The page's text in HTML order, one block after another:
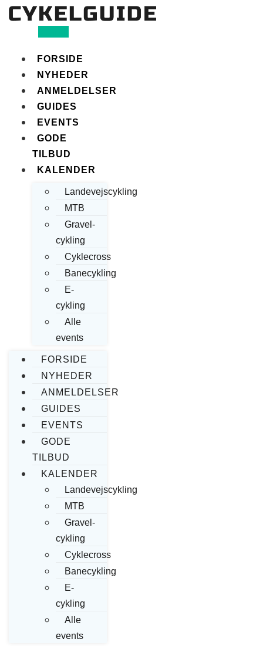
FORSIDE
NYHEDER
ANMELDELSER
GUIDES
EVENTS
GODE
TILBUD
KALENDER
Landevejscykling
MTB
Gravel-
cykling
Cyklecross
Banecykling
E-
cykling
Alle
events
FORSIDE
NYHEDER
ANMELDELSER
GUIDES
EVENTS
GODE
TILBUD
KALENDER
Landevejscykling
MTB
Gravel-
cykling
Cyklecross
Banecykling
E-
cykling
Alle
events